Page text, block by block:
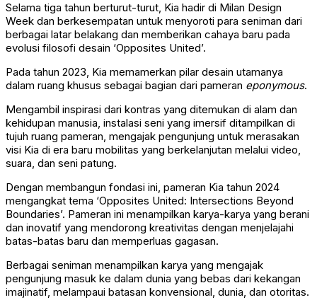
Selama tiga tahun berturut-turut, Kia hadir di Milan Design
Week dan berkesempatan untuk menyoroti para seniman dari
berbagai latar belakang dan memberikan cahaya baru pada
evolusi filosofi desain ‘Opposites United’.
Pada tahun 2023, Kia memamerkan pilar desain utamanya
dalam ruang khusus sebagai bagian dari pameran eponymous.
Mengambil inspirasi dari kontras yang ditemukan di alam dan
kehidupan manusia, instalasi seni yang imersif ditampilkan di
tujuh ruang pameran, mengajak pengunjung untuk merasakan
visi Kia di era baru mobilitas yang berkelanjutan melalui video,
suara, dan seni patung.
Dengan membangun fondasi ini, pameran Kia tahun 2024
mengangkat tema ‘Opposites United: Intersections Beyond
Boundaries’. Pameran ini menampilkan karya-karya yang berani
dan inovatif yang mendorong kreativitas dengan menjelajahi
batas-batas baru dan memperluas gagasan.
Berbagai seniman menampilkan karya yang mengajak
pengunjung masuk ke dalam dunia yang bebas dari kekangan
imajinatif, melampaui batasan konvensional, dunia, dan otoritas.